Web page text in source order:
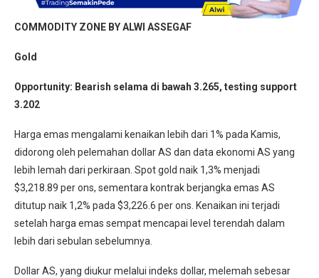
COMMODITY ZONE BY ALWI ASSEGAF
Gold
Opportunity: Bearish selama di bawah 3.265, testing support
3.202
Harga emas mengalami kenaikan lebih dari 1% pada Kamis,
didorong oleh pelemahan dollar AS dan data ekonomi AS yang
lebih lemah dari perkiraan. Spot gold naik 1,3% menjadi
$3,218.89 per ons, sementara kontrak berjangka emas AS
ditutup naik 1,2% pada $3,226.6 per ons. Kenaikan ini terjadi
setelah harga emas sempat mencapai level terendah dalam
lebih dari sebulan sebelumnya.
Dollar AS, yang diukur melalui indeks dollar, melemah sebesar